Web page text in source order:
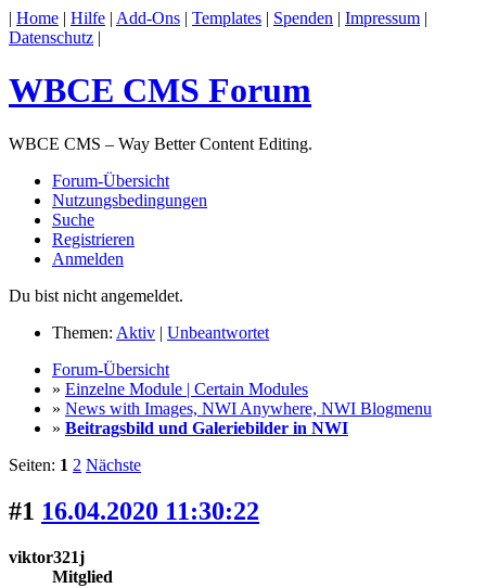
| Home | Hilfe | Add-Ons | Templates | Spenden | Impressum |
Datenschutz |
WBCE CMS Forum
WBCE CMS – Way Better Content Editing.
Forum-Übersicht
Nutzungsbedingungen
Suche
Registrieren
Anmelden
Du bist nicht angemeldet.
Themen: Aktiv | Unbeantwortet
Forum-Übersicht
» Einzelne Module | Certain Modules
» News with Images, NWI Anywhere, NWI Blogmenu
» Beitragsbild und Galeriebilder in NWI
Seiten: 1 2 Nächste
#1 16.04.2020 11:30:22
viktor321j
Mitglied